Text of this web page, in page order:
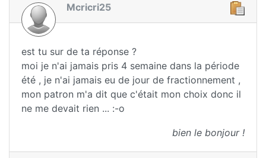
Mcricri25
est tu sur de ta réponse ?
moi je n'ai jamais pris 4 semaine dans la période
été , je n'ai jamais eu de jour de fractionnement ,
mon patron m'a dit que c'était mon choix donc il
ne me devait rien ... :-o
bien le bonjour !